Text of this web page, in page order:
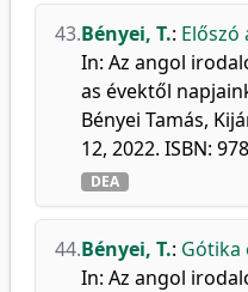
43.Bényei, T.: Előszó
In: Az angol
as évektől
Bényei Tamás,
12, 2022. ISBN:
DEA
44.Bényei, T.: Gótika
In: Az angol